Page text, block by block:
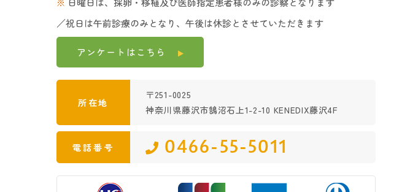
／祝日は午前診療のみとなり、午後は休診とさせていただきます
アンケートは こちら
所在地
〒251-0025
神奈川県藤沢市鵠沼石上1-2-10 KENEDIX藤沢4F
電話番号 0466-55-5011